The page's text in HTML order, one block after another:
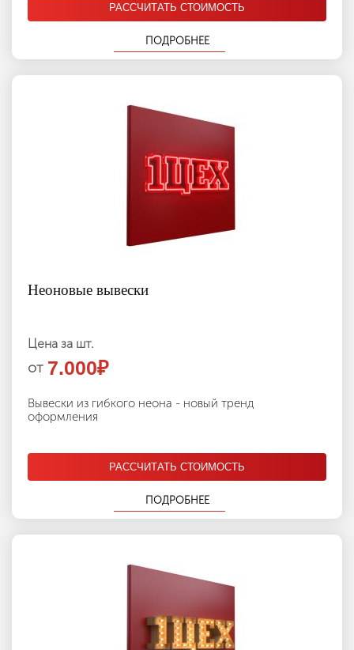
РАССЧИТАТЬ СТОИМОСТЬ
ПОДРОБНЕЕ
Неоновые вывески
Цена за шт.
от 7.000₽
Вывески из гибкого неона - новый тренд
оформления
РАССЧИТАТЬ СТОИМОСТЬ
ПОДРОБНЕЕ